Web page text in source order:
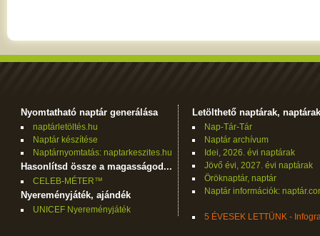
Nyomtatható naptár generálása
naptárletöltés.hu
Naptár készítése
Naptárnyomtatás: naptarkeszites.hu
Hasonlítsd össze a magasságod...
CELEB-MÉTER™
Nyereményjáték, ajándék
UNICEF Nyereményjáték
Letölthető naptárak, naptárak
Nap-Tár-Tár
Naptár archívum
Idei, 2026. évi naptárak
Jövő évi, 2027. évi naptárak
Öröknaptár, naptár
Naptár információk:
5 ÉVESEK LETTÜNK -